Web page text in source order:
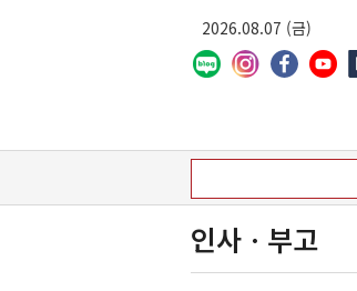
2026.08.07 (금)
인사ㆍ부고